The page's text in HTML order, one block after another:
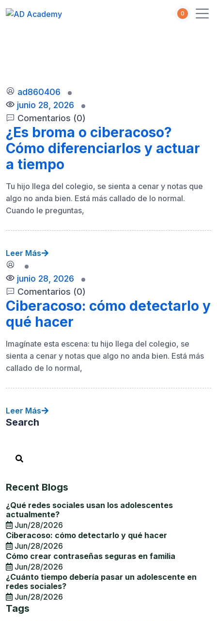
0
ad860406
junio 28, 2026
Comentarios (0)
¿Es broma o ciberacoso?
Cómo diferenciarlos y actuar
a tiempo
Tu hijo llega del colegio, se sienta a cenar y notas que
algo no anda bien. Está más callado de lo normal.
Cuando le preguntas,
Leer Más
junio 28, 2026
Comentarios (0)
Ciberacoso: cómo detectarlo y
qué hacer
Imagínate esta escena: tu hijo llega del colegio, se
sienta a cenar y notas que algo no anda bien. Está más
callado de lo normal,
Leer Más
Search
Recent Blogs
¿Qué redes sociales usan los adolescentes
actualmente?
Jun/28/2026
Ciberacoso: cómo detectarlo y qué hacer
Jun/28/2026
Cómo crear contraseñas seguras en familia
Jun/28/2026
¿Cuánto tiempo debería pasar un adolescente en
redes sociales?
Jun/28/2026
Tags